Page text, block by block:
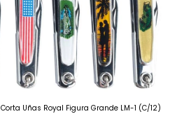
Corta Uñas Royal Figura Grande LM-1 (C/12)